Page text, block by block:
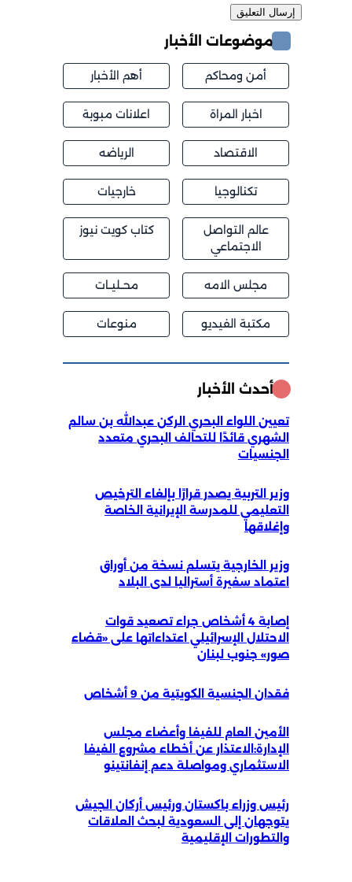
موضوعات الأخبار
أمن ومحاكم أهم الأخبار
اخبار المراة اعلانات مبوبة
الاقتصاد الرياضه
تكنالوجيا خارجيات
عالم التواصل
الاجتماعي
كتاب كويت نيوز
مجلس الامه محــليــات
مكتبة الفيديو منوعات
أحدث الأخبار
تعيين اللواء البحري الركن عبدالله بن سالم
الشهري قائدًا للتحالف البحري متعدد
الجنسيات
وزير التربية يصدر قرارًا بإلغاء الترخيص
التعليمي للمدرسة الإيرانية الخاصة
وإغلاقها
وزير الخارجية يتسلم نسخة من أوراق
اعتماد سفيرة أستراليا لدى البلاد
إصابة 4 أشخاص جراء تصعيد قوات
الاحتلال الإسرائيلي اعتداءاتها على «قضاء
صور» جنوب لبنان
فقدان الجنسية الكويتية من 9 أشخاص
الأمين العام للفيفا وأعضاء مجلس
الإدارة:الاعتذار عن أخطاء مشروع الفيفا
الاستثماري ومواصلة دعم إنفانتينو
رئيس وزراء باكستان ورئيس أركان الجيش
يتوجهان إلى السعودية لبحث العلاقات
والتطورات الإقليمية